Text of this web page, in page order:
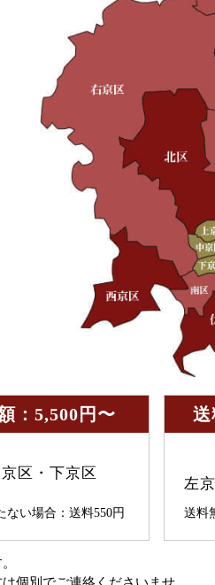
：5,500円〜
京区・下京区
ない場合：送料550円
送
左
送料